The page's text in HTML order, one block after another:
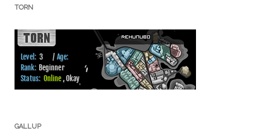
TORN
GALLUP